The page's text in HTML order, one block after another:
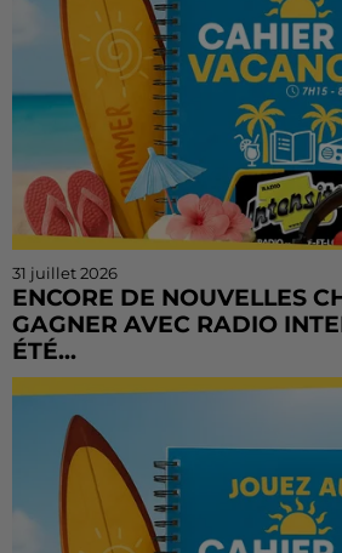
31 juillet 2026
ENCORE DE NOUVELLES
GAGNER AVEC RADIO
ÉTÉ...
Vous n'avez pas encore tenté
Vacances continue sur Radio
matin, de...